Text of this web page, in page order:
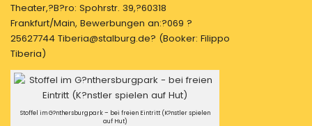
Theater,?B?ro: Spohrstr. 39,?60318
Frankfurt/Main, Bewerbungen an:?069 ?
25627744 Tiberia@stalburg.de? (Booker: Filippo
Tiberia)
Stoffel im G?nthersburgpark – bei freien Eintritt (K?nstler spielen
auf Hut)